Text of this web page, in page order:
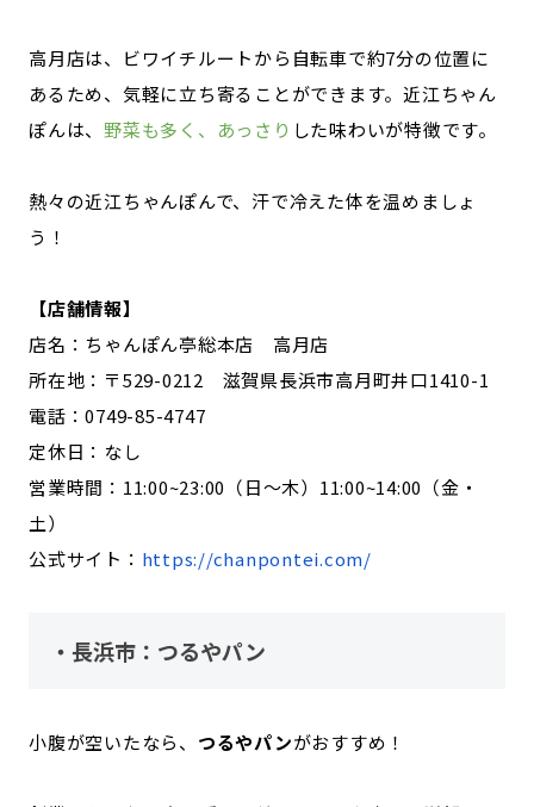
高月店は、ビワイチルートから自転車で約7分の位置に
あるため、気軽に立ち寄ることができます。近江ちゃん
ぽんは、 野菜も多く、あっさり した味わいが特徴です。
熱々の近江ちゃんぽんで、汗で冷えた体を温めましょ
う！
【店舗情報】
店名：ちゃんぽん亭総本店 高月店
所在地：〒529-0212 滋賀県長浜市高月町井口1410-1
電話：0749-85-4747
定休日：なし
営業時間：11:00~23:00（日〜木）11:00~14:00（金・
土）
公式サイト： https://chanpontei.com/
・長浜市：つるやパン
小腹が空いたなら、 つるやパンがおすすめ！